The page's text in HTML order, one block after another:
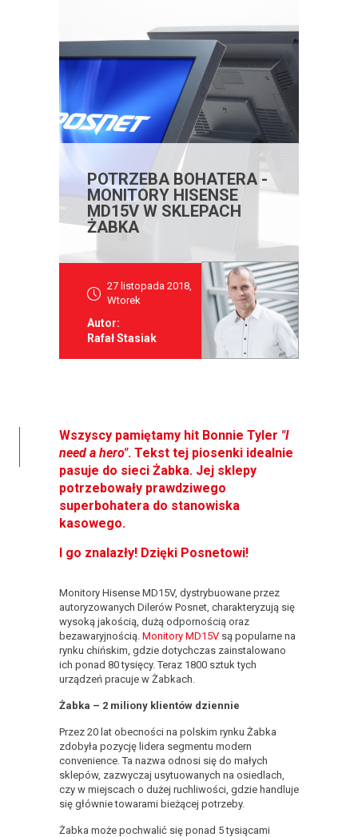
POTRZEBA BOHATERA -
MONITORY HISENSE
MD15V W SKLEPACH
ŻABKA
27 listopada 2018,
Wtorek
Autor:
Rafał Stasiak
Wszyscy pamiętamy hit Bonnie Tyler "I
need a hero". Tekst tej piosenki idealnie
pasuje do sieci Żabka. Jej sklepy
potrzebowały prawdziwego
superbohatera do stanowiska
kasowego.
I go znalazły! Dzięki Posnetowi!
Monitory Hisense MD15V, dystrybuowane przez
autoryzowanych Dilerów Posnet, charakteryzują się
wysoką jakością, dużą odpornością oraz
bezawaryjnością. Monitory MD15V są popularne na
rynku chińskim, gdzie dotychczas zainstalowano
ich ponad 80 tysięcy. Teraz 1800 sztuk tych
urządzeń pracuje w Żabkach.
Żabka – 2 miliony klientów dziennie
Przez 20 lat obecności na polskim rynku Żabka
zdobyła pozycję lidera segmentu modern
convenience. Ta nazwa odnosi się do małych
sklepów, zazwyczaj usytuowanych na osiedlach,
czy w miejscach o dużej ruchliwości, gdzie handluje
się głównie towarami bieżącej potrzeby.
Żabka może pochwalić się ponad 5 tysiącami